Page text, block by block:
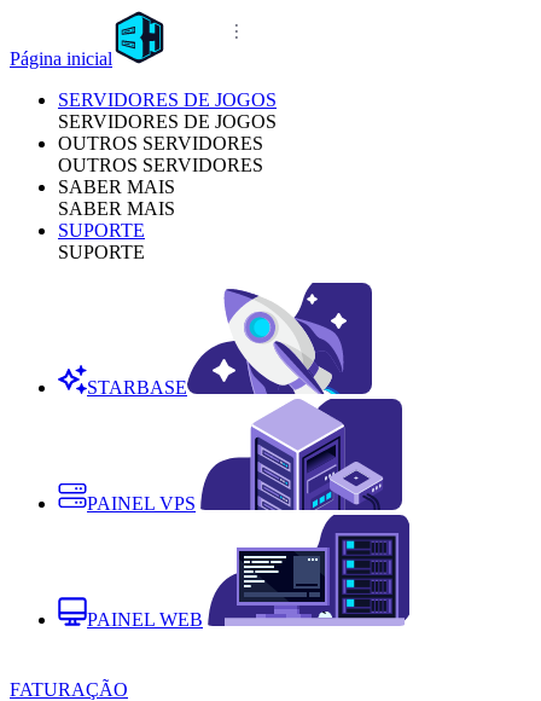
Página inicial
SERVIDORES DE JOGOS
SERVIDORES DE JOGOS
OUTROS SERVIDORES
OUTROS SERVIDORES
SABER MAIS
SABER MAIS
SUPORTE
SUPORTE
STARBASE
PAINEL VPS
PAINEL WEB
FATURAÇÃO